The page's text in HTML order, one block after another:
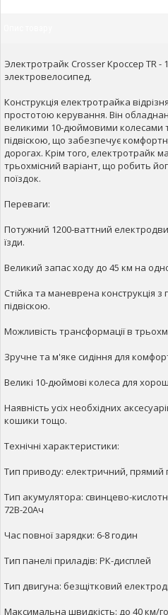
Электротрайк Crosser Кроссер TR
электровелосипед.
Конструкція електротрайка
простотою керування. Він
великими 10-дюймовими колесами
підвіскою, що забезпечує
дорогах. Крім того, електротрайк
трьохмісний варіант, що робить
поїздок.
Переваги:
Потужний 1200-ваттний
їзди.
Великий запас ходу до 45 км на
Стійка та маневрена конструкція
підвіскою.
Можливість трансформації в
Зручне та м'яке сидіння для
Великі 10-дюймові колеса для
Наявність усіх необхідних
кошики тощо.
Технічні характеристики:
Тип приводу: електричний, прямий
Тип акумулятора: свинцево-
72В-20Ач
Час повної зарядки: 6-8 годин
Тип панелі приладів: РК-дисплей
Тип двигуна: безщітковий
Максимальна швидкість: до 40 км/